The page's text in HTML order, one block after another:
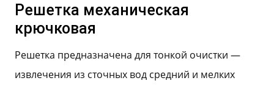
Решетка механическая
крючковая
Решетка предназначена для тонкой очистки —
извлечения из сточных вод средний и мелких